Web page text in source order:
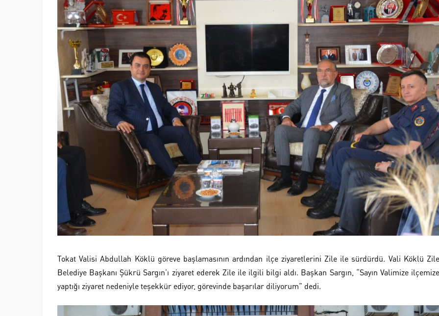
Tokat Valisi Abdullah Köklü göreve başlamasının ardından ilçe ziyaretlerini Zile ile sürdürdü. Vali Köklü Zile
Belediye Başkanı Şükrü Sargın’ı ziyaret ederek Zile ile ilgili bilgi aldı. Başkan Sargın, “Sayın Valimize ilçemize
yaptığı ziyaret nedeniyle teşekkür ediyor, görevinde başarılar diliyorum” dedi.